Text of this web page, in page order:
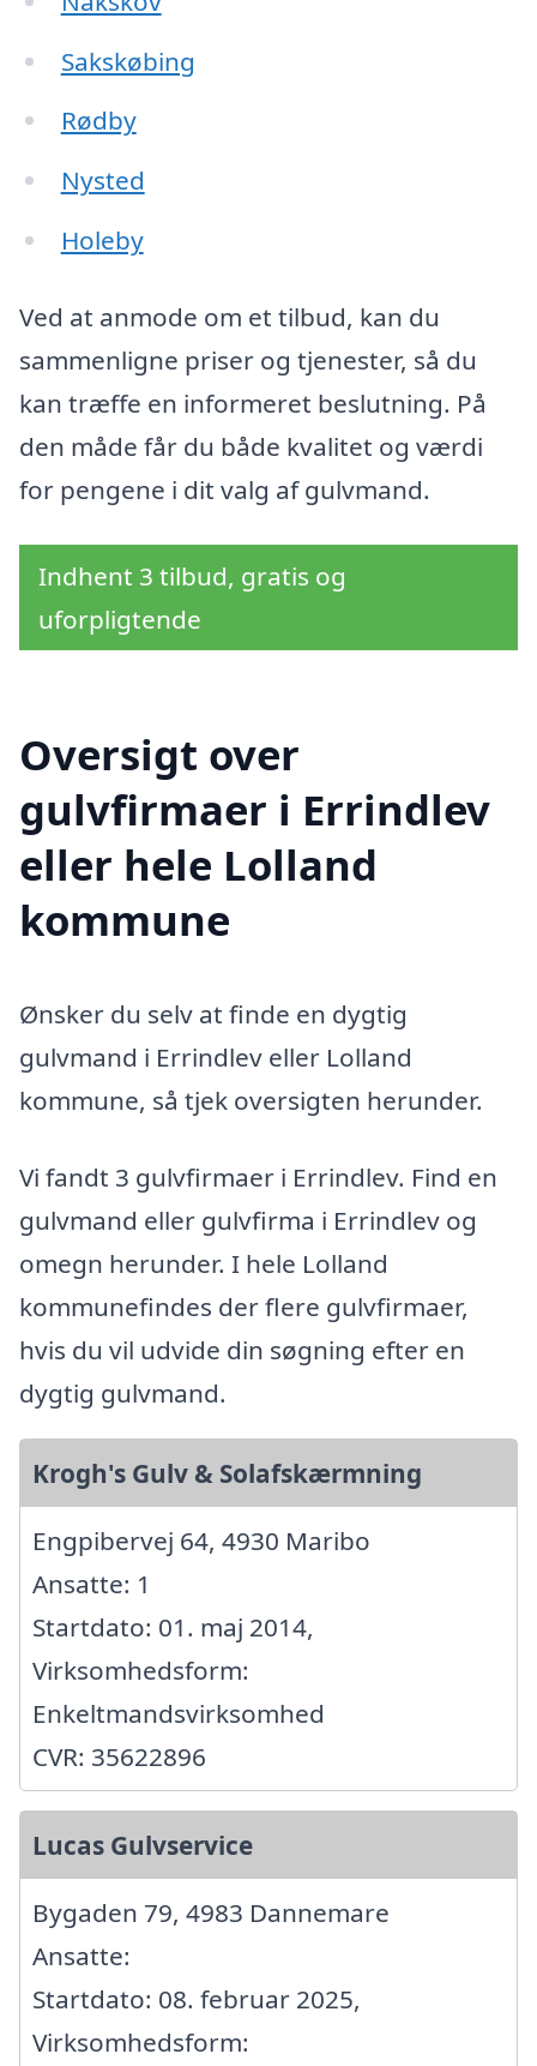
Sakskøbing
Rødby
Nysted
Holeby
Ved at anmode om et tilbud, kan du
sammenligne priser og tjenester, så du
kan træffe en informeret beslutning. På
den måde får du både kvalitet og værdi
for pengene i dit valg af gulvmand.
Indhent 3 tilbud, gratis og
uforpligtende
Oversigt over
gulvfirmaer i Errindlev
eller hele Lolland
kommune
Ønsker du selv at finde en dygtig
gulvmand i Errindlev eller Lolland
kommune, så tjek oversigten herunder.
Vi fandt 3 gulvfirmaer i Errindlev. Find en
gulvmand eller gulvfirma i Errindlev og
omegn herunder. I hele Lolland
kommunefindes der flere gulvfirmaer,
hvis du vil udvide din søgning efter en
dygtig gulvmand.
Krogh's Gulv & Solafskærmning
Engpibervej 64, 4930 Maribo
Ansatte: 1
Startdato: 01. maj 2014,
Virksomhedsform:
Enkeltmandsvirksomhed
CVR: 35622896
Lucas Gulvservice
Bygaden 79, 4983 Dannemare
Ansatte:
Startdato: 08. februar 2025,
Virksomhedsform: